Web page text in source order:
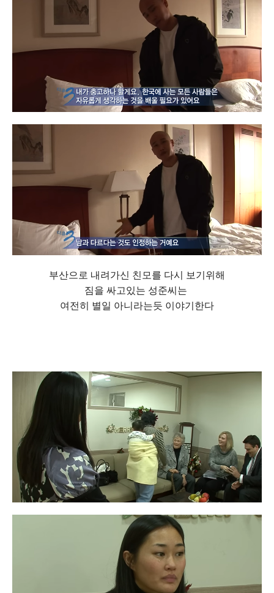
부산으로 내려가신 친모를 다시 보기위해
짐을 싸고있는 성준씨는
여전히 별일 아니라는듯 이야기한다